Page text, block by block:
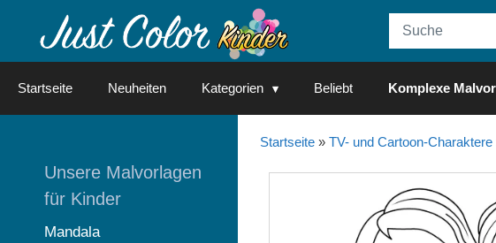
Startseite Neuheiten Kategorien Beliebt Komplexe
Startseite» TV- und Cartoon-Charaktere
Unsere Malvorlagen
für Kinder
Mandala